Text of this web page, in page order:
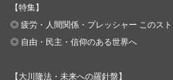
【特集】
◎ 疲労・人間関係・プレッシャー このス
◎ 自由・民主・信仰のある世界へ
【大川隆法・未来への羅針盤】